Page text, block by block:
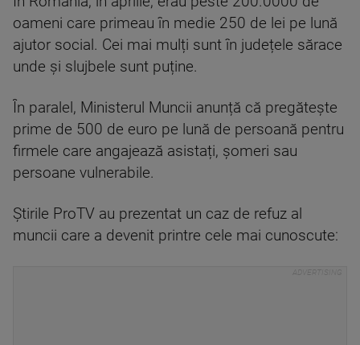
oameni care primeau în medie 250 de lei pe lună
ajutor social. Cei mai mulți sunt în județele sărace
unde și slujbele sunt puține.
În paralel, Ministerul Muncii anunță că pregătește
prime de 500 de euro pe lună de persoană pentru
firmele care angajează asistați, șomeri sau
persoane vulnerabile.
Știrile ProTV au prezentat un caz de refuz al
muncii care a devenit printre cele mai cunoscute: